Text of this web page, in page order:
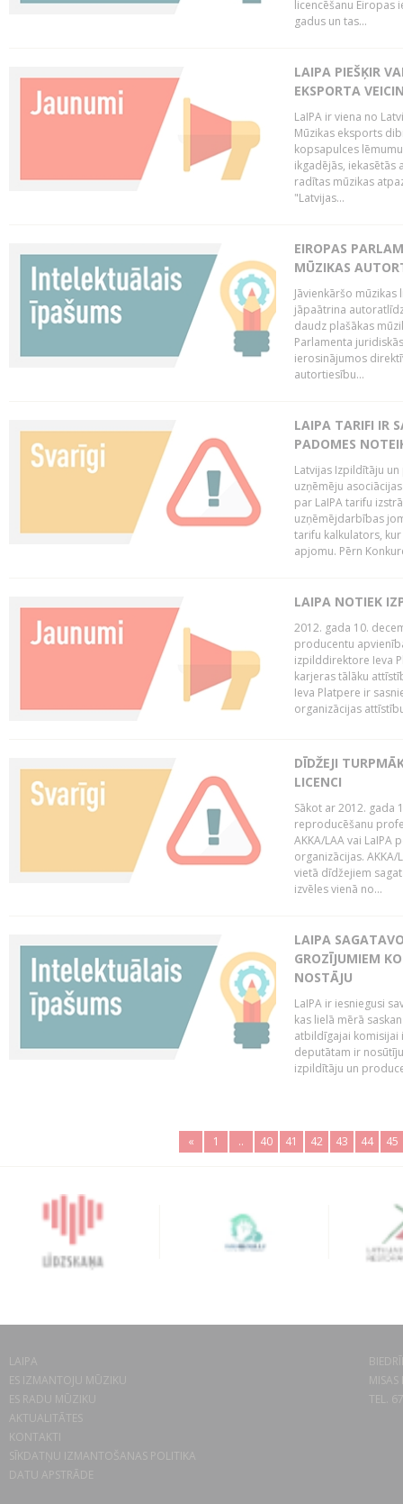
licencēšanu Eiropas
gadus un tas...
LAIPA PIEŠĶIR
EKSPORTA
LaIPA ir viena no
Mūzikas eksports
kopsapulces
ikgadējās, iekasētās
radītas mūzikas
"Latvijas...
EIROPAS
MŪZIKAS
Jāvienkāršo
jāpaātrina
daudz plašākas
Parlamenta
ierosinājumos
autortiesību...
LAIPA TARIFI IR
PADOMES
Latvijas Izpildītāju
uzņēmēju
par LaIPA tarifu
uzņēmējdarbības
tarifu kalkulators,
apjomu. Pērn
LAIPA NOTIEK
2012. gada 10.
producentu
izpilddirektore Ieva
karjeras tālāku
Ieva Platpere ir
organizācijas
DĪDŽEJI
LICENCI
Sākot ar 2012. gada
reproducēšanu
AKKA/LAA vai LaIPA
organizācijas.
vietā dīdžejiem
izvēles vienā no...
LAIPA
GROZĪJUMIEM
NOSTĀJU
LaIPA ir iesniegusi
kas lielā mērā
atbildīgajai komisijai
deputātam ir
izpildītāju un
« 1 .. 40 41 42 43 44 45
LAIPA
ES IZMANTOJU MŪZIKU
ES RADU MŪZIKU
AKTUALITĀTES
KONTAKTI
SĪKDATŅU IZMANTOŠANAS POLITIKA
DATU APSTRĀDE
TEL.